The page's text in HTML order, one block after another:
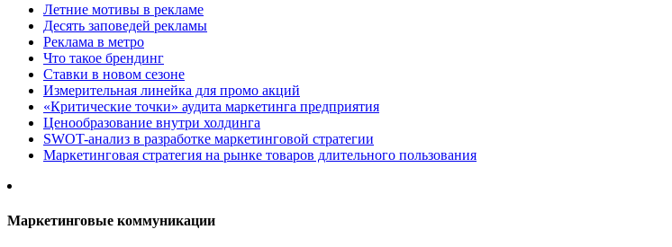
Летние мотивы в рекламе
Десять заповедей рекламы
Реклама в метро
Что такое брендинг
Ставки в новом сезоне
Измерительная линейка для промо акций
«Критические точки» аудита маркетинга предприятия
Ценообразование внутри холдинга
SWOT-анализ в разработке маркетинговой стратегии
Маркетинговая стратегия на рынке товаров длительного пользования
Маркетинговые коммуникации